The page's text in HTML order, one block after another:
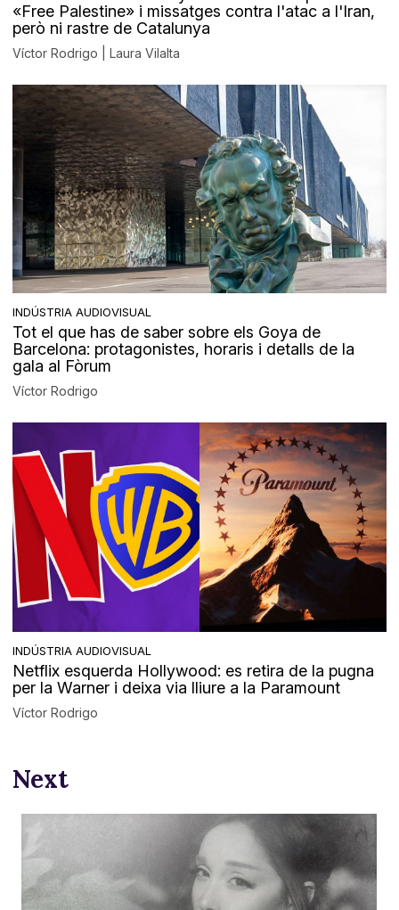
«Free Palestine» i missatges contra l'atac a l'Iran,
però ni rastre de Catalunya
Víctor Rodrigo | Laura Vilalta
INDÚSTRIA AUDIOVISUAL
Tot el que has de saber sobre els Goya de
Barcelona: protagonistes, horaris i detalls de la
gala al Fòrum
Víctor Rodrigo
INDÚSTRIA AUDIOVISUAL
Netflix esquerda Hollywood: es retira de la pugna
per la Warner i deixa via lliure a la Paramount
Víctor Rodrigo
Next